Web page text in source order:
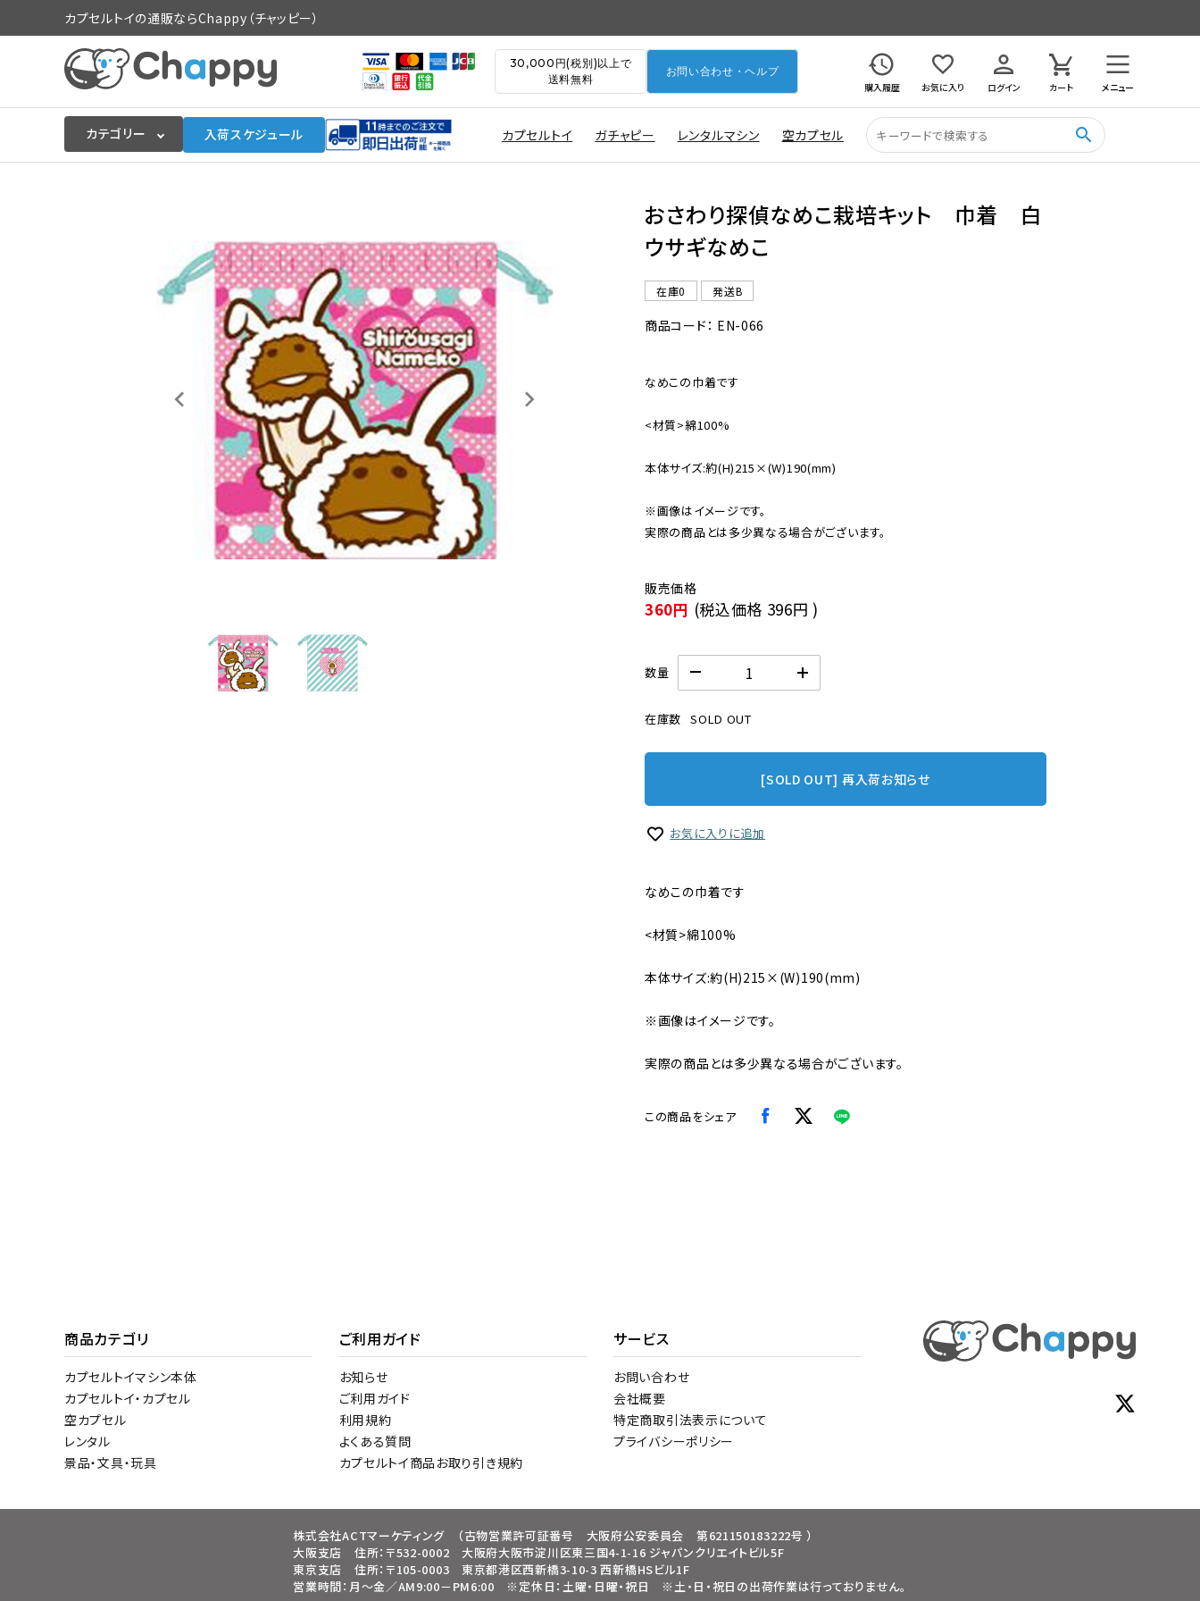
カプセルトイの通販ならChappy（チャッピー）
30,000円(税別)以上で
送料無料
お問い合わせ・ヘルプ
購入履歴
お気に入り ログイン カート メニュー
カテゴリー 入荷スケジュール カプセルトイ ガチャピー レンタルマシン 空カプセル search
カプセルトイマシン本体
おさわり探偵なめこ栽培キット 巾着 白
ウサギなめこ
在庫0 発送B
商品コード： EN-066
なめこの巾着です
<材質>綿100%
本体サイズ:約(H)215×(W)190(mm)
※画像はイメージです。
実際の商品とは多少異なる場合がございます。
360円 (税込価格 396円 )
数量
在庫数 SOLD OUT
[SOLD OUT] 再入荷お知らせ
お気に入りに追加
なめこの巾着です
<材質>綿100%
本体サイズ:約(H)215×(W)190(mm)
※画像はイメージです。
実際の商品とは多少異なる場合がございます。
この商品をシェア
商品カテゴリ
カプセルトイマシン本体
カプセルトイ・カプセル
空カプセル
レンタル
景品・文具・玩具
ご利用ガイド
お知らせ
ご利用ガイド
利用規約
よくある質問
カプセルトイ商品お取り引き規約
サービス
お問い合わせ
会社概要
特定商取引法表示について
プライバシーポリシー
株式会社ACTマーケティング
（古物営業許可証番号 大阪府公安委員会 第621150183222号 ）
大阪支店 住所：〒532-0002 大阪府大阪市淀川区東三国4-1-16 ジャパンクリエイトビル5F
東京支店 住所：〒105-0003 東京都港区西新橋3-10-3 西新橋HSビル1F
営業時間：月～金／AM9:00－PM6:00 ※定休日：土曜・日曜・祝日 ※土・日・祝日の出荷作業は行っておりません。